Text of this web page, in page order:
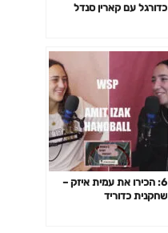
כדורגל עם קארין סנדל
6: הכירו את עמית איזק –
שחקנית כדוריד